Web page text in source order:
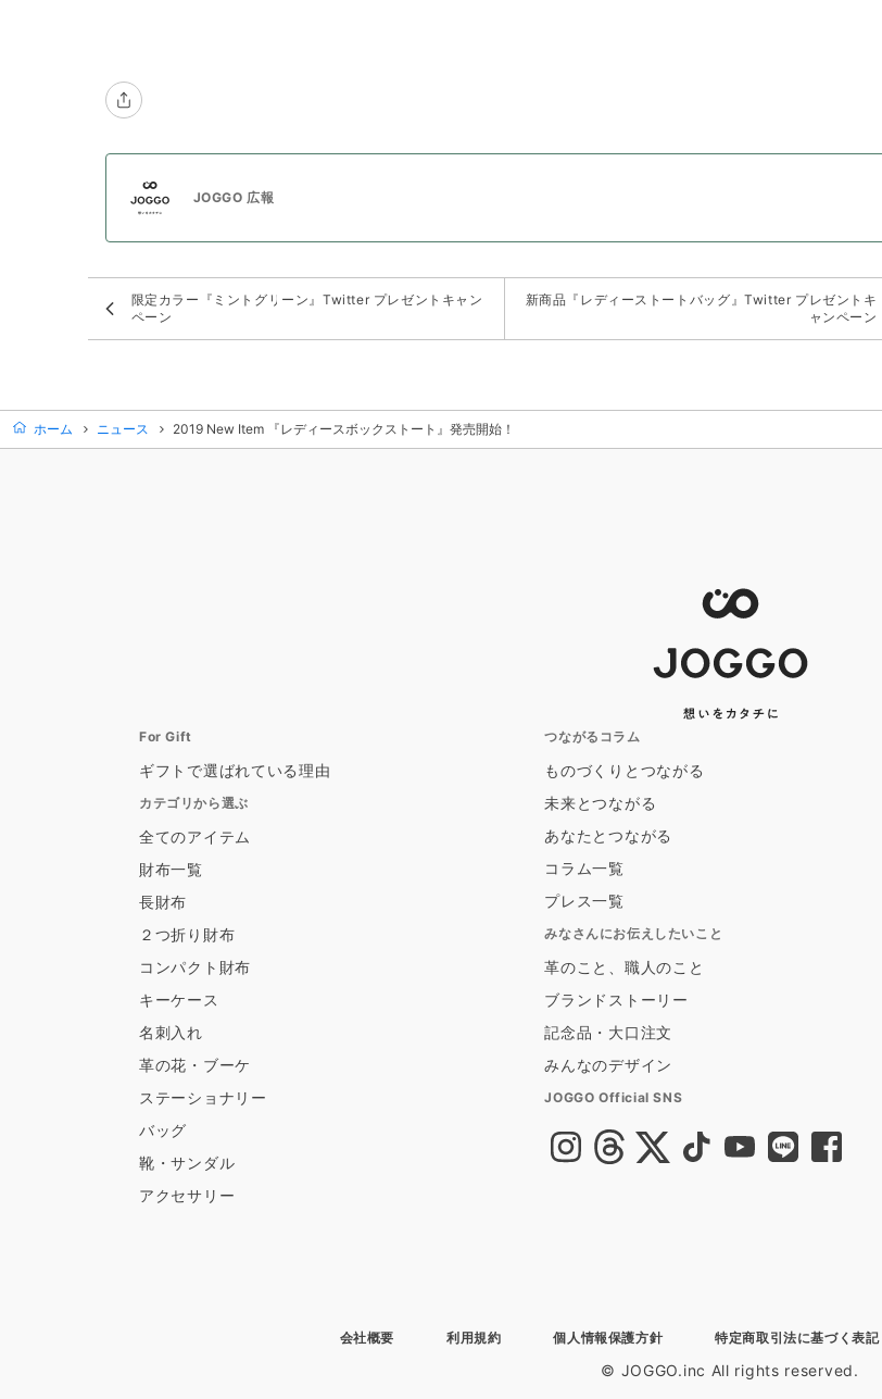
JOGGO 広報
限定カラー『ミントグリーン』Twitter プレゼントキャン
ペーン
新商品『レディーストートバッグ』Twitter プレゼントキ
ャンペーン
ホーム ニュース 2019 New Item 『レディースボックストート』発売開始！
For Gift
ギフトで選ばれている理由
カテゴリから選ぶ
全てのアイテム
財布一覧
長財布
２つ折り財布
コンパクト財布
キーケース
名刺入れ
革の花・ブーケ
ステーショナリー
バッグ
靴・サンダル
アクセサリー
つながるコラム
ものづくりとつながる
未来とつながる
あなたとつながる
コラム一覧
プレス一覧
みなさんにお伝えしたいこと
革のこと、職人のこと
ブランドストーリー
記念品・大口注文
みんなのデザイン
JOGGO Official SNS
会社概要 利用規約 個人情報保護方針 特定商取引法に基づく表記
© JOGGO.inc All rights reserved.